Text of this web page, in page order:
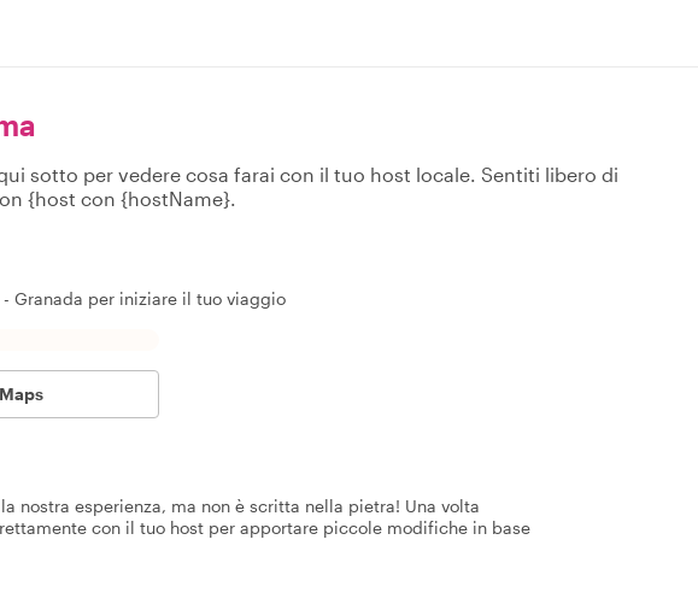
sotto per vedere cosa farai con il tuo host locale. Sentiti libero di
{host con {hostName}.
Granada per iniziare il tuo viaggio
nostra esperienza, ma non è scritta nella pietra! Una volta
con il tuo host per apportare piccole modifiche in base